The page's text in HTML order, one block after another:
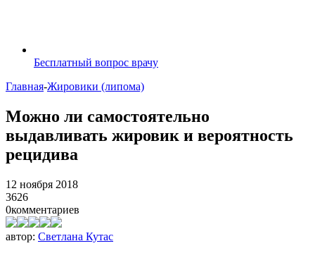
Бесплатный вопрос врачу
Главная-Жировики (липома)
Можно ли самостоятельно
выдавливать жировик и вероятность
рецидива
12 ноября 2018
3626
0комментариев
автор: Светлана Кутас